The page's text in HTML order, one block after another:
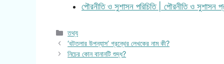
পৌরনীতি ও সুশাসন পরিচিতি | পৌরনীতি ও সুশাসন
Categories
তথ্য
‘বটতলার উপন্যাস’ গ্রন্থের লেখকের নাম কী?
নিচের কোন বানানটি শুদ্ধ?